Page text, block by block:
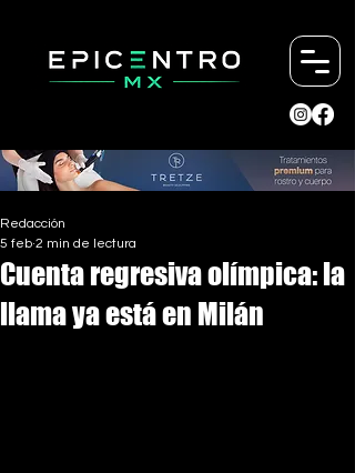
Cuenta regresiva olímpica: la
llama ya está en Milán
Redacción
5 feb 2 min de lectura